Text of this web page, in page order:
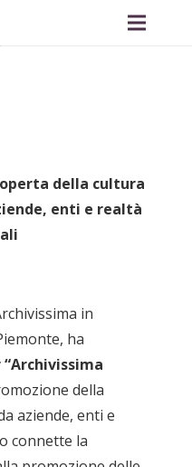
della cultura
enti e realtà
in
ha
della
aziende, enti e
connette la